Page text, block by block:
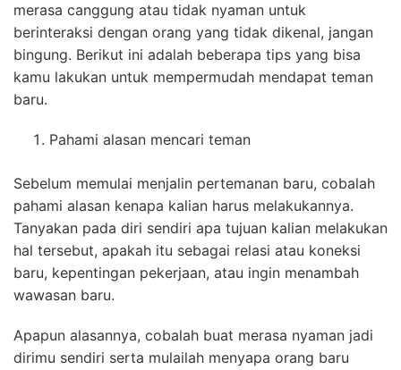
merasa canggung atau tidak nyaman untuk
berinteraksi dengan orang yang tidak dikenal, jangan
bingung. Berikut ini adalah beberapa tips yang bisa
kamu lakukan untuk mempermudah mendapat teman
baru.
Pahami alasan mencari teman
Sebelum memulai menjalin pertemanan baru, cobalah
pahami alasan kenapa kalian harus melakukannya.
Tanyakan pada diri sendiri apa tujuan kalian melakukan
hal tersebut, apakah itu sebagai relasi atau koneksi
baru, kepentingan pekerjaan, atau ingin menambah
wawasan baru.
Apapun alasannya, cobalah buat merasa nyaman jadi
dirimu sendiri serta mulailah menyapa orang baru